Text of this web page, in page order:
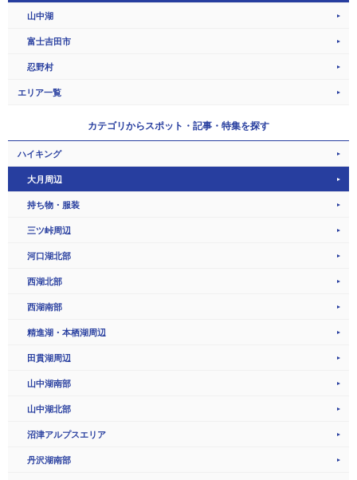
山中湖
富士吉田市
忍野村
エリア一覧
カテゴリからスポット・記事・特集を探す
ハイキング
大月周辺
持ち物・服装
三ツ峠周辺
河口湖北部
西湖北部
西湖南部
精進湖・本栖湖周辺
田貫湖周辺
山中湖南部
山中湖北部
沼津アルプスエリア
丹沢湖南部